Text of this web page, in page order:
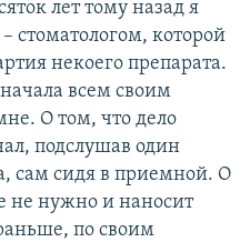
лет тому назад я
стоматологом, которой
некоего препарата.
всем своим
О том, что дело
подслушав один
сам сидя в приемной. О
не нужно и наносит
по своим